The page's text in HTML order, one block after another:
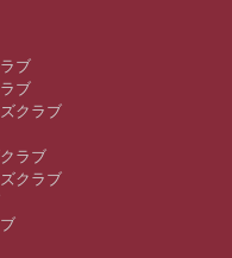
ブ
ブ
クラブ
ラブ
クラブ